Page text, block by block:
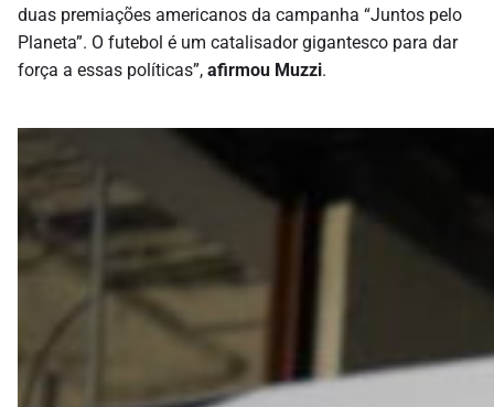
duas premiações americanos da campanha “Juntos pelo
Planeta”. O futebol é um catalisador gigantesco para dar
força a essas políticas”, afirmou Muzzi.